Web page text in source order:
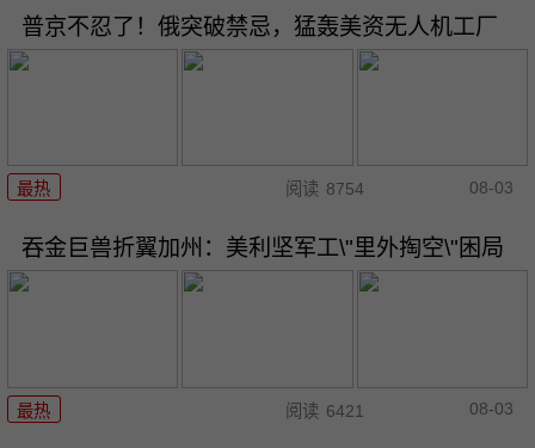
普京不忍了！俄突破禁忌，猛轰美资无人机工厂
最热 阅读 8754 08-03
吞金巨兽折翼加州：美利坚军工\"里外掏空\"困局
最热 阅读 6421 08-03